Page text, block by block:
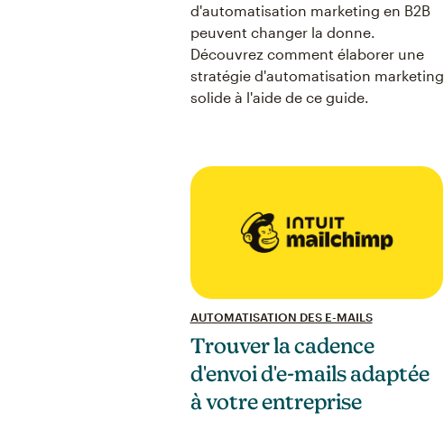
d'automatisation marketing en B2B
peuvent changer la donne.
Découvrez comment élaborer une
stratégie d'automatisation marketing
solide à l'aide de ce guide.
AUTOMATISATION DES E-MAILS
Trouver la cadence
d'envoi d'e-mails adaptée
à votre entreprise